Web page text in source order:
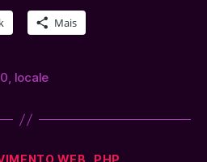
Mais
, locale
Categorias